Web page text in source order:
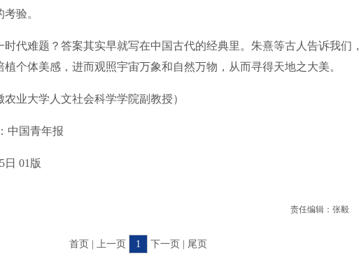
验。
难题？答案其实早就写在中国古代的经典里。朱熹等古人告诉我们，
个体美感，进而观照宇宙万象和自然万物，从而寻得天地之大美。
大学人文社会科学学院副教授）
国青年报
01版
责任编辑：张毅
首页 | 上一页 1 下一页 | 尾页